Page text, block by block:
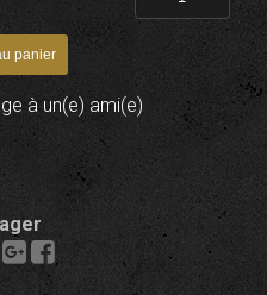
à un(e) ami(e)